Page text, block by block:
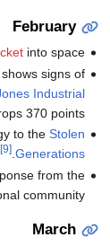
February
into space.
signs of
Industrial
370 points.
to the Stolen
Generations
.
[9]
from the
community.
March